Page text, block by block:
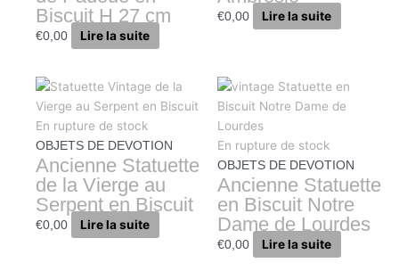
Biscuit H 27 cm
€0,00 Lire la suite
€0,00 Lire la suite
En rupture de stock
OBJETS DE DEVOTION
Ancienne Statuette
de la Vierge au
Serpent en Biscuit
€0,00 Lire la suite
En rupture de stock
OBJETS DE DEVOTION
Ancienne Statuette
en Biscuit Notre
Dame de Lourdes
€0,00 Lire la suite